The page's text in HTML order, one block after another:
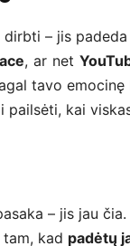
– jis
, ar net
tavo emocinę
kai
– jis jau čia.
kad padėtų